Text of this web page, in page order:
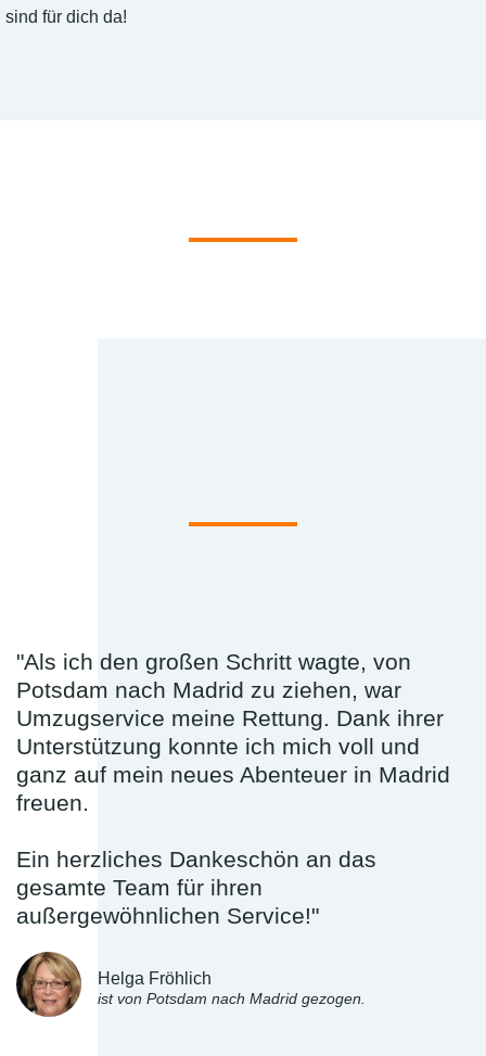
sind für dich da!
"Als ich den großen Schritt wagte, von
Potsdam nach Madrid zu ziehen, war
Umzugservice meine Rettung. Dank ihrer
Unterstützung konnte ich mich voll und
ganz auf mein neues Abenteuer in Madrid
freuen.
Ein herzliches Dankeschön an das
gesamte Team für ihren
außergewöhnlichen Service!"
Helga Fröhlich
ist von Potsdam nach Madrid gezogen.